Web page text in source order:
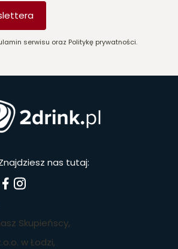
serwisu oraz Politykę prywatności.
nas tutaj:
Skupieńscy,
w Łodzi,